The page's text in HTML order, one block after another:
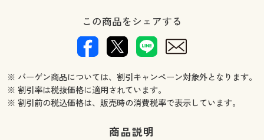
この商品をシェアする
※ バーゲン商品については、割引キャンペーン対象外となります。
※ 割引率は税抜価格に適用されています。
※ 割引前の税込価格は、販売時の消費税率で表示しています。
商品説明